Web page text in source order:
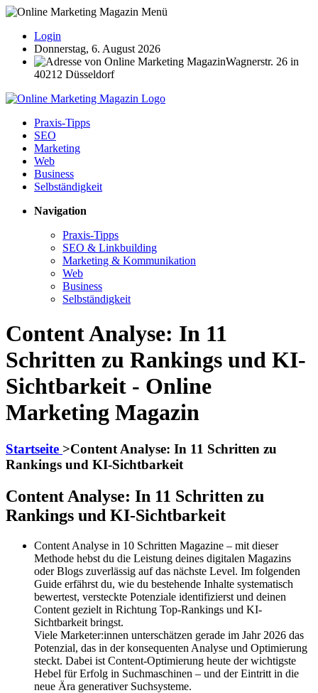
Login
Donnerstag, 6. August 2026
Wagnerstr. 26 in
40212 Düsseldorf
Praxis-Tipps
SEO
Marketing
Web
Business
Selbständigkeit
Navigation
Praxis-Tipps
SEO & Linkbuilding
Marketing & Kommunikation
Web
Business
Selbständigkeit
Content Analyse: In 11
Schritten zu Rankings und KI-
Sichtbarkeit - Online
Marketing Magazin
Startseite >Content Analyse: In 11 Schritten zu
Rankings und KI-Sichtbarkeit
Content Analyse: In 11 Schritten zu
Rankings und KI-Sichtbarkeit
Content Analyse in 10 Schritten Magazine – mit dieser
Methode hebst du die Leistung deines digitalen Magazins
oder Blogs zuverlässig auf das nächste Level. Im folgenden
Guide erfährst du, wie du bestehende Inhalte systematisch
bewertest, versteckte Potenziale identifizierst und deinen
Content gezielt in Richtung Top-Rankings und KI-
Sichtbarkeit bringst.
Viele Marketer:innen unterschätzen gerade im Jahr 2026 das
Potenzial, das in der konsequenten Analyse und Optimierung
steckt. Dabei ist Content-Optimierung heute der wichtigste
Hebel für Erfolg in Suchmaschinen – und der Eintritt in die
neue Ära generativer Suchsysteme.